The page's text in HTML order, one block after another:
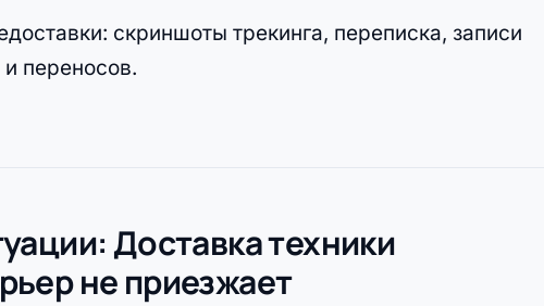
скриншоты трекинга, переписка, записи
переносов.
Доставка техники
не приезжает